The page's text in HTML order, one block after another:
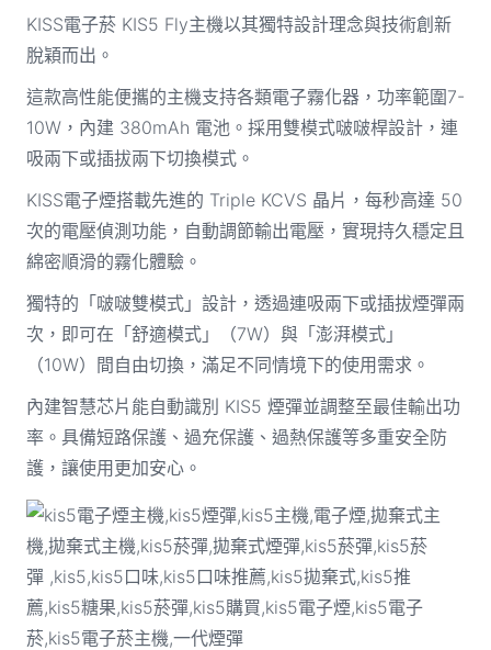
KISS電子菸 KIS5 Fly主機以其獨特設計理念與技術創新
脫穎而出。
這款高性能便攜的主機支持各類電子霧化器，功率範圍7-
10W，內建 380mAh 電池。採用雙模式啵啵桿設計，連
吸兩下或插拔兩下切換模式。
KISS電子煙搭載先進的 Triple KCVS 晶片，每秒高達 50
次的電壓偵測功能，自動調節輸出電壓，實現持久穩定且
綿密順滑的霧化體驗。
獨特的「啵啵雙模式」設計，透過連吸兩下或插拔煙彈兩
次，即可在「舒適模式」（7W）與「澎湃模式」
（10W）間自由切換，滿足不同情境下的使用需求。
內建智慧芯片能自動識別 KIS5 煙彈並調整至最佳輸出功
率。具備短路保護、過充保護、過熱保護等多重安全防
護，讓使用更加安心。